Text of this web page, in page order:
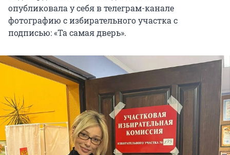
опубликовала у себя в телеграм-канале
фотографию с избирательного участка с
подписью: «Та самая дверь».